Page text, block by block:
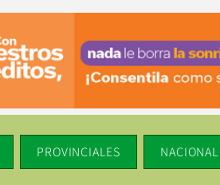
PROVINCIALES